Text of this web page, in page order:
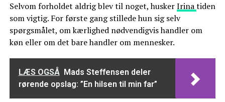
Selvom forholdet aldrig blev til noget, huskerIrinatiden
som vigtig. For første gang stillede hun sig selv
spørgsmålet, om kærlighed nødvendigvis handler om
køn eller om det bare handler om mennesker.
LÆS OGSÅ Mads Steffensen deler
rørende opslag: ”En hilsen til min far”